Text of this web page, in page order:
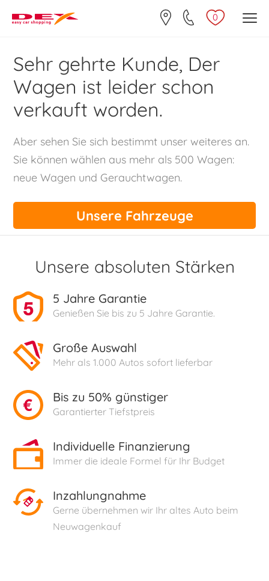
0
Sehr gehrte Kunde, Der
Wagen ist leider schon
verkauft worden.
Aber sehen Sie sich bestimmt unser weiteres an.
Sie können wählen aus mehr als 500 Wagen:
neue Wagen und Gerauchtwagen.
Unsere Fahrzeuge
Unsere absoluten Stärken
5 Jahre Garantie
Genießen Sie bis zu 5 Jahre Garantie.
Große Auswahl
Mehr als 1.000 Autos sofort lieferbar
Bis zu 50% günstiger
Garantierter Tiefstpreis
Individuelle Finanzierung
Immer die ideale Formel für Ihr Budget
Inzahlungnahme
Gerne übernehmen wir Ihr altes Auto beim
Neuwagenkauf